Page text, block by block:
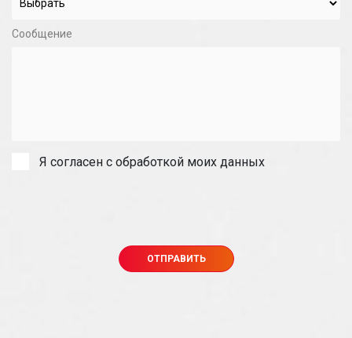
Сообщение
Я согласен с обработкой моих данных